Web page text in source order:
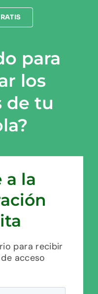
para
los
de tu
a la
para recibir
acceso